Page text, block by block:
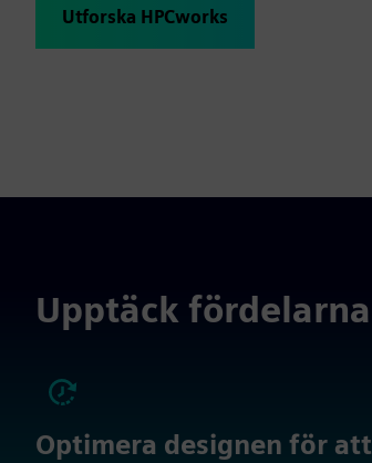
Utforska HPCworks
Upptäck fördelarna
Optimera designen för att